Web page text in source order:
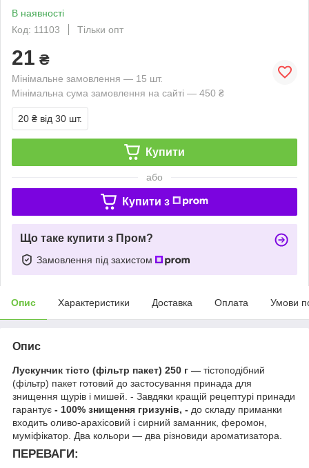
В наявності
Код: 11103
Тільки опт
21 ₴
Мінімальне замовлення — 15 шт.
Мінімальна сума замовлення на сайті — 450 ₴
20 ₴ від 30 шт.
Купити
або
Купити з
Що таке купити з Пром?
Замовлення під захистом
Опис Характеристики Доставка Оплата Умови
Опис
Лускунчик тісто (фільтр пакет) 250 г — тістоподібний
(фільтр) пакет готовий до застосування принада для
знищення щурів і мишей. - Завдяки кращій рецептурі принади
гарантує - 100% знищення гризунів, - до складу приманки
входить оливо-арахісовий і сирний заманник, феромон,
муміфікатор. Два кольори — два різновиди ароматизатора.
ПЕРЕВАГИ: